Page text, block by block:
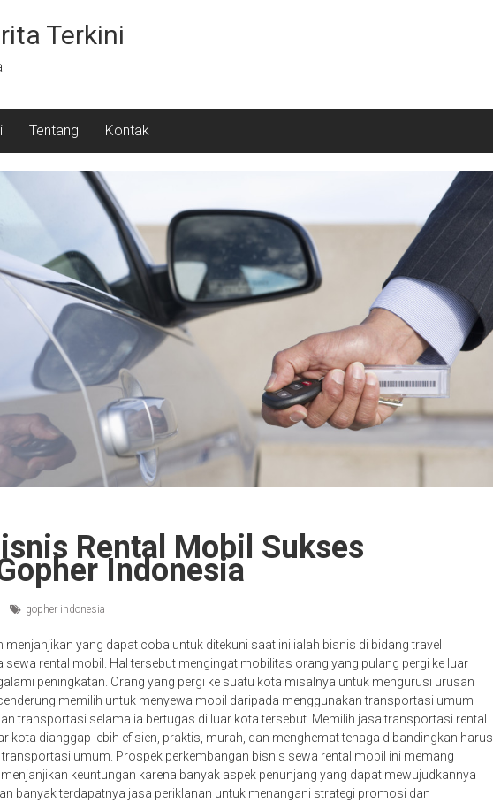
Terkini
Tentang Kontak
Rental Mobil Sukses
Indonesia
gopher indonesia
menjanjikan yang dapat coba untuk ditekuni saat ini ialah bisnis di bidang travel
rental mobil. Hal tersebut mengingat mobilitas orang yang pulang pergi ke luar
peningkatan. Orang yang pergi ke suatu kota misalnya untuk mengurusi urusan
memilih untuk menyewa mobil daripada menggunakan transportasi umum
transportasi selama ia bertugas di luar kota tersebut. Memilih jasa transportasi rental
kota dianggap lebih efisien, praktis, murah, dan menghemat tenaga dibandingkan harus
umum. Prospek perkembangan bisnis sewa rental mobil ini memang
keuntungan karena banyak aspek penunjang yang dapat mewujudkannya
banyak terdapatnya jasa periklanan untuk menangani strategi promosi dan